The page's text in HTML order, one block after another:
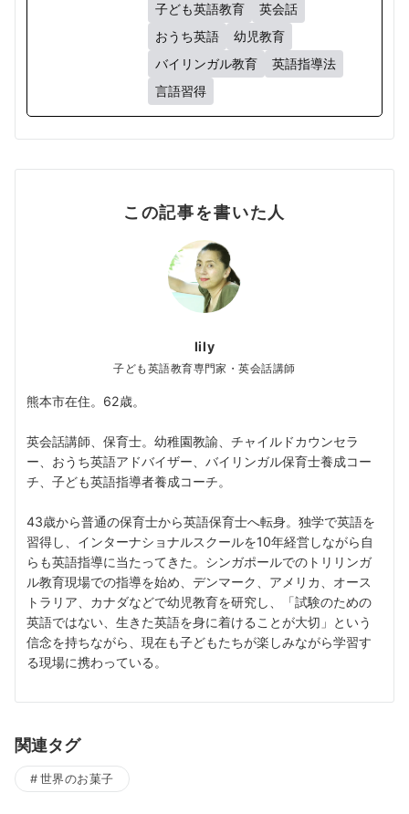
子ども英語教育
英会話
おうち英語
幼児教育
バイリンガル教育
英語指導法
言語習得
この記事を書いた人
lily
子ども英語教育専門家・英会話講師
熊本市在住。62歳。
英会話講師、保育士。幼稚園教諭、チャイルドカウンセラ
ー、おうち英語アドバイザー、バイリンガル保育士養成コー
チ、子ども英語指導者養成コーチ。
43歳から普通の保育士から英語保育士へ転身。独学で英語を
習得し、インターナショナルスクールを10年経営しながら自
らも英語指導に当たってきた。シンガポールでのトリリンガ
ル教育現場での指導を始め、デンマーク、アメリカ、オース
トラリア、カナダなどで幼児教育を研究し、「試験のための
英語ではない、生きた英語を身に着けることが大切」という
信念を持ちながら、現在も子どもたちが楽しみながら学習す
る現場に携わっている。
関連タグ
世界のお菓子